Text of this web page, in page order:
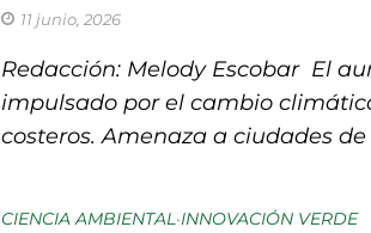
11 junio, 2026
Redacción: Melody Escobar El
impulsado por el cambio
costeros. Amenaza a ciudades de
CIENCIA AMBIENTAL•INNOVACIÓN VERDE